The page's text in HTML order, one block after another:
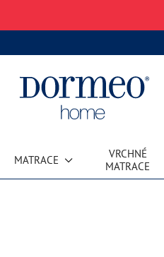
MATRACE
VRCHNÉ
MATRACE